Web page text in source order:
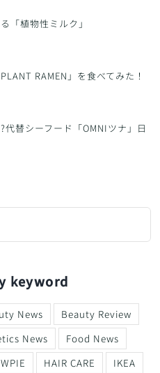
「植物性ミルク」
RAMEN」を食べてみた！
替シーフード「OMNIツナ」日
keyword
News
Beauty Review
News
Food News
HAIR CARE
IKEA